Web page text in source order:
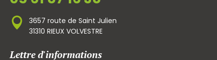
3657 route de Saint Julien
31310 RIEUX VOLVESTRE
Lettre d'informations